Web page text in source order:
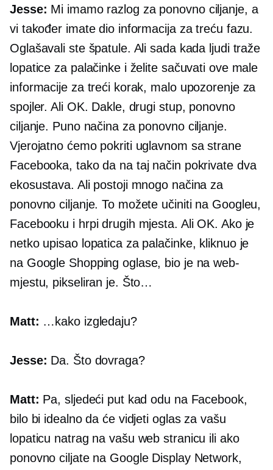
Jesse: Mi imamo razlog za ponovno ciljanje, a
vi također imate dio informacija za treću fazu.
Oglašavali ste špatule. Ali sada kada ljudi traže
lopatice za palačinke i želite sačuvati ove male
informacije za treći korak, malo upozorenje za
spojler. Ali OK. Dakle, drugi stup, ponovno
ciljanje. Puno načina za ponovno ciljanje.
Vjerojatno ćemo pokriti uglavnom sa strane
Facebooka, tako da na taj način pokrivate dva
ekosustava. Ali postoji mnogo načina za
ponovno ciljanje. To možete učiniti na Googleu,
Facebooku i hrpi drugih mjesta. Ali OK. Ako je
netko upisao lopatica za palačinke, kliknuo je
na Google Shopping oglase, bio je na web-
mjestu, pikseliran je. Što…
Matt: …kako izgledaju?
Jesse: Da. Što dovraga?
Matt: Pa, sljedeći put kad odu na Facebook,
bilo bi idealno da će vidjeti oglas za vašu
lopaticu natrag na vašu web stranicu ili ako
ponovno ciljate na Google Display Network,